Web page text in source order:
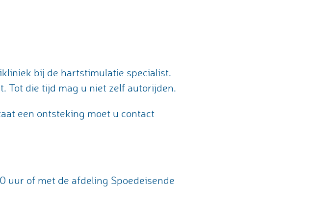
bij de hartstimulatie specialist.
Tot die tijd mag u niet zelf autorijden.
een ontsteking moet u contact
uur of met de afdeling Spoedeisende